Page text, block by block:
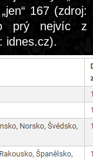
167 (zdroj:
prý nejvíc z
idnes.cz).